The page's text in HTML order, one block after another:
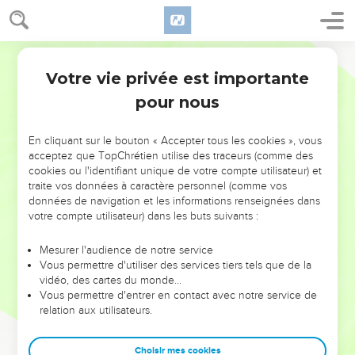
NE MANQUEZ PAS L’ÉVÉNEMENT
DE L’ANNÉE !
ET SI LEURS ERREURS POUVAIENT VOUS ÉVITER LES
VOTRES ?
leur foi ou leur vision. Mais on voit moins les doutes, les erreurs
et les saisons difficiles qu'ils ont traversés, alors même que ce
sont elles qui les ont façonnés.
Dans cette conférence, leaders, entrepreneurs, et responsables
clés pour avancer avec plus de sagesse afin que leurs erreurs
Votre vie privée est importante
pour nous
En cliquant sur le bouton « Accepter tous les cookies », vous
acceptez que TopChrétien utilise des traceurs (comme des
cookies ou l'identifiant unique de votre compte utilisateur) et
traite vos données à caractère personnel (comme vos
données de navigation et les informations renseignées dans
votre compte utilisateur) dans les buts suivants :
Mesurer l'audience de notre service
Vous permettre d'utiliser des services tiers tels que de la
vidéo, des cartes du monde…
Vous permettre d'entrer en contact avec notre service de
relation aux utilisateurs.
Choisir mes cookies